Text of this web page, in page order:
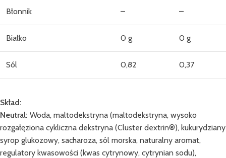
Błonnik – –
Białko 0 g 0 g
Sól 0,82 0,37
Skład:
Neutral: Woda, maltodekstryna (maltodekstryna, wysoko
rozgałęziona cykliczna dekstryna (Cluster dextrin®), kukurydziany
syrop glukozowy, sacharoza, sól morska, naturalny aromat,
regulatory kwasowości (kwas cytrynowy, cytrynian sodu),